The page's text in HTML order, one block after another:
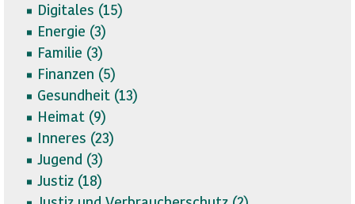
Digitales (15)
Energie (3)
Familie (3)
Finanzen (5)
Gesundheit (13)
Heimat (9)
Inneres (23)
Jugend (3)
Justiz (18)